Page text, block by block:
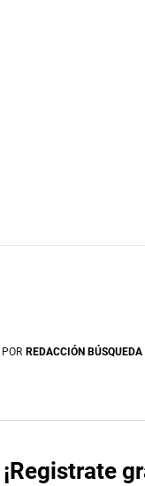
POR REDACCIÓN BÚSQUEDA
¡Registrate